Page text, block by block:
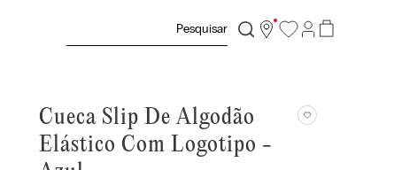
Cueca Slip De Algodão
Elástico Com Logotipo -